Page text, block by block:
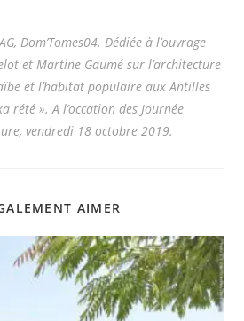
Dom’Tomes04. Dédiée à l’ouvrage
et Martine Gaumé sur l’architecture
et l’habitat populaire aux Antilles
rété ». A l’occation des Journée
vendredi 18 octobre 2019.
AIMER